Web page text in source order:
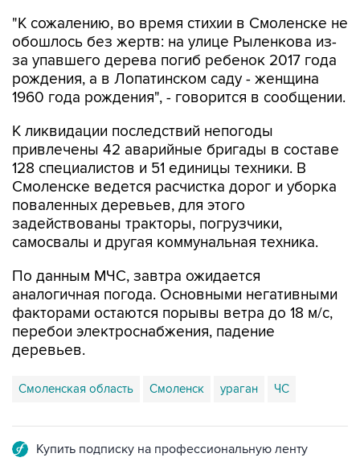
"К сожалению, во время стихии в Смоленске не
обошлось без жертв: на улице Рыленкова из-
за упавшего дерева погиб ребенок 2017 года
рождения, а в Лопатинском саду - женщина
1960 года рождения", - говорится в сообщении.
К ликвидации последствий непогоды
привлечены 42 аварийные бригады в составе
128 специалистов и 51 единицы техники. В
Смоленске ведется расчистка дорог и уборка
поваленных деревьев, для этого
задействованы тракторы, погрузчики,
самосвалы и другая коммунальная техника.
По данным МЧС, завтра ожидается
аналогичная погода. Основными негативными
факторами остаются порывы ветра до 18 м/с,
перебои электроснабжения, падение
деревьев.
Смоленская область Смоленск ураган ЧС
Купить подписку на профессиональную ленту